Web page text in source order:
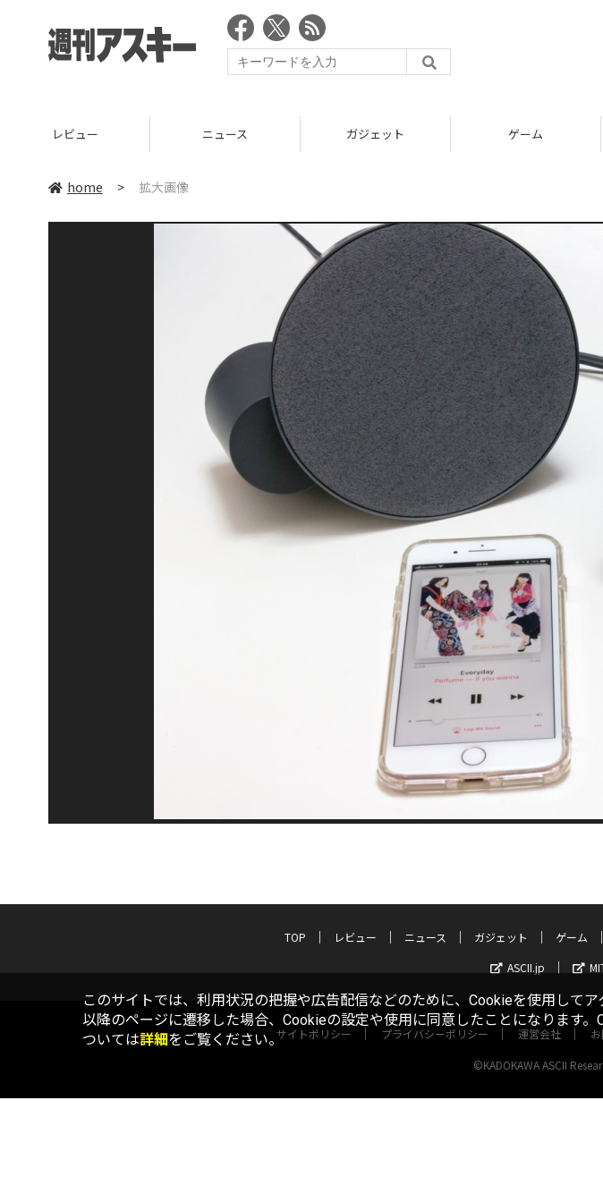
レビュー ニュース ガジェット ゲーム
home > 拡大画像
TOP レビュー ニュース ガジェット ゲーム
ASCII.jp
サイトポリシー プライバシーポリシー 運営会社
©KADOKAWA ASCII
このサイトでは、利用状況の把握や広告配信などのために、Cookieを使用して
以降のページに遷移した場合、Cookieの設定や使用に同意したことになります
ついては詳細をご覧ください。